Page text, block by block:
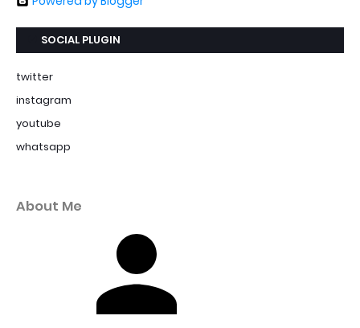
SOCIAL PLUGIN
twitter
instagram
youtube
whatsapp
About Me